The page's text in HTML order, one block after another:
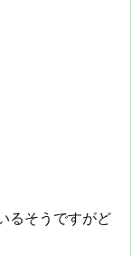
るそうですがど